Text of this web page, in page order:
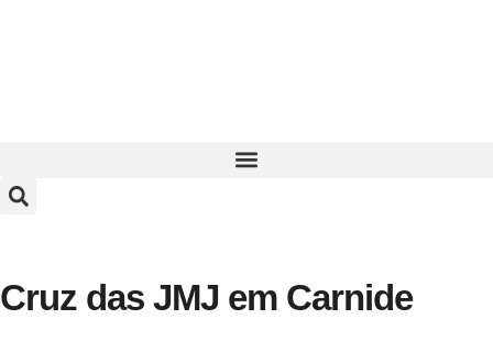
Cruz das JMJ em Carnide